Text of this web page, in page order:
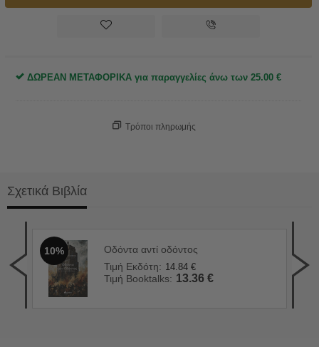
ΔΩΡΕΑΝ ΜΕΤΑΦΟΡΙΚΑ για παραγγελίες άνω των 25.00 €
Τρόποι πληρωμής
Σχετικά Βιβλία
10%
Οδόντα αντί οδόντος
Τιμή Εκδότη: 14.84 €
Τιμή Booktalks: 13.36 €